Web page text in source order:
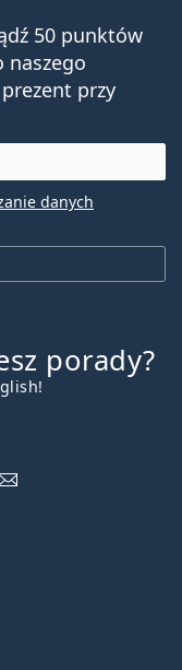
50 punktów
naszego
przy
danych
porady?